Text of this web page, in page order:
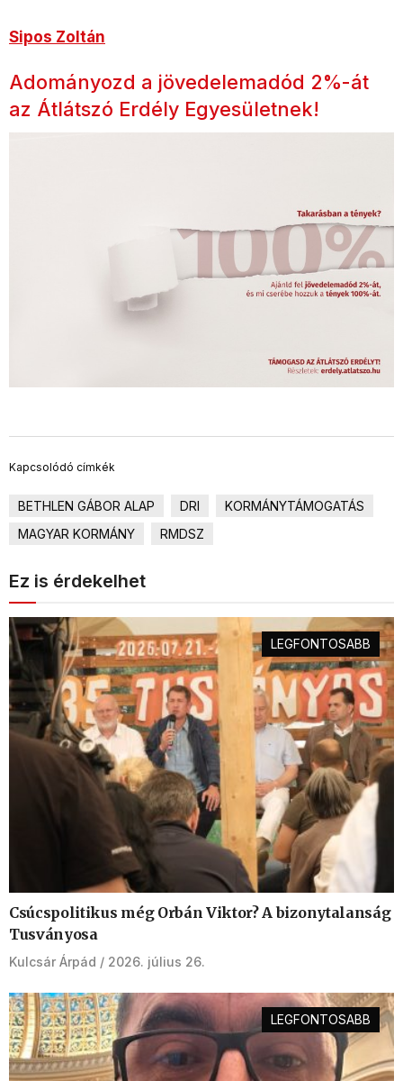
Sipos Zoltán
Adományozd a jövedelemadód 2%-át
az Átlátszó Erdély Egyesületnek!
Kapcsolódó címkék
BETHLEN GÁBOR ALAP DRI
KORMÁNYTÁMOGATÁS
MAGYAR KORMÁNY
RMDSZ
Ez is érdekelhet
LEGFONTOSABB
Csúcspolitikus még Orbán Viktor? A bizonytalanság
Tusványosa
Kulcsár Árpád 2026. július 26.
LEGFONTOSABB